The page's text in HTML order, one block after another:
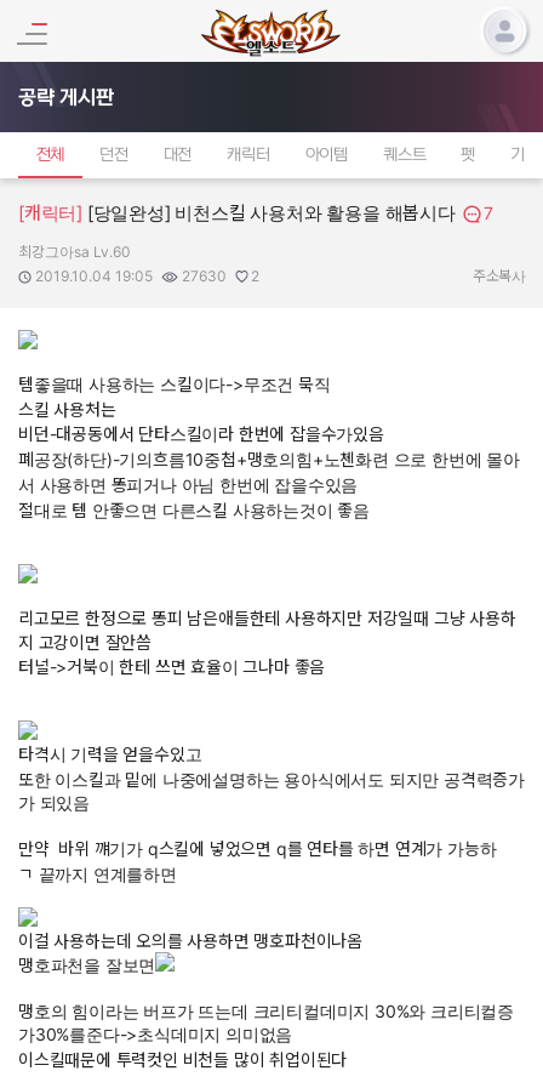
공략 게시판
전체 던전 대전 캐릭터 아이템 퀘스트 펫 기타
[캐릭터] [당일완성] 비천스킬 사용처와 활용을 해봅시다 7
작성자:
최강그아sa Lv.60
작성일:
2019.10.04 19:05
조회수:
27630
추천수:
2 주소복사
템좋을때 사용하는 스킬이다->무조건 묵직
스킬 사용처는
비던-대공동에서 단타스킬이라 한번에 잡을수가있음
폐공장(하단)-기의흐름10중첩+맹호의힘+노첸화련 으로 한번에 몰아
서 사용하면 똥피거나 아님 한번에 잡을수있음
절대로 템 안좋으면 다른스킬 사용하는것이 좋음
리고모르 한정으로 똥피 남은애들한테 사용하지만 저강일때 그냥 사용하
지 고강이면 잘안씀
터널->거북이 한테 쓰면 효율이 그나마 좋음
타격시 기력을 얻을수있고
또한 이스킬과 밑에 나중에설명하는 용아식에서도 되지만 공격력증가
가 되있음
만약 바위 꺠기가 q스킬에 넣었으면 q를 연타를 하면 연계가 가능하
ㄱ 끝까지 연계를하면
이걸 사용하는데 오의를 사용하면 맹호파천이나옴
맹호파천을 잘보면
맹호의 힘이라는 버프가 뜨는데 크리티컬데미지 30%와 크리티컬증
가30%를준다->초식데미지 의미없음
이스킬때문에 투력컷인 비천들 많이 취업이된다